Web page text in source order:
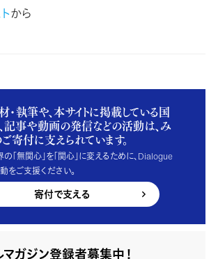
から
執筆や、本サイトに掲載している国
記事や動画の発信などの活動は、み
寄付に支えられています。
の「無関心」を「関心」に変えるために、Dialogue
ご支援ください。
寄付で支える
ガジン登録者募集中！